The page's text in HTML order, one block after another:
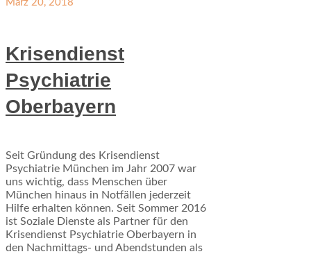
März 20, 2018
Krisendienst
Psychiatrie
Oberbayern
Seit Gründung des Krisendienst
Psychiatrie München im Jahr 2007 war
uns wichtig, dass Menschen über
München hinaus in Notfällen jederzeit
Hilfe erhalten können. Seit Sommer 2016
ist Soziale Dienste als Partner für den
Krisendienst Psychiatrie Oberbayern in
den Nachmittags- und Abendstunden als